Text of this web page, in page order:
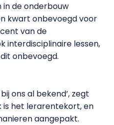
de onderbouw
kwart onbevoegd voor
van de
interdisciplinaire lessen,
onbevoegd.
ons al bekend’, zegt
is het lerarentekort, en
aangepakt.